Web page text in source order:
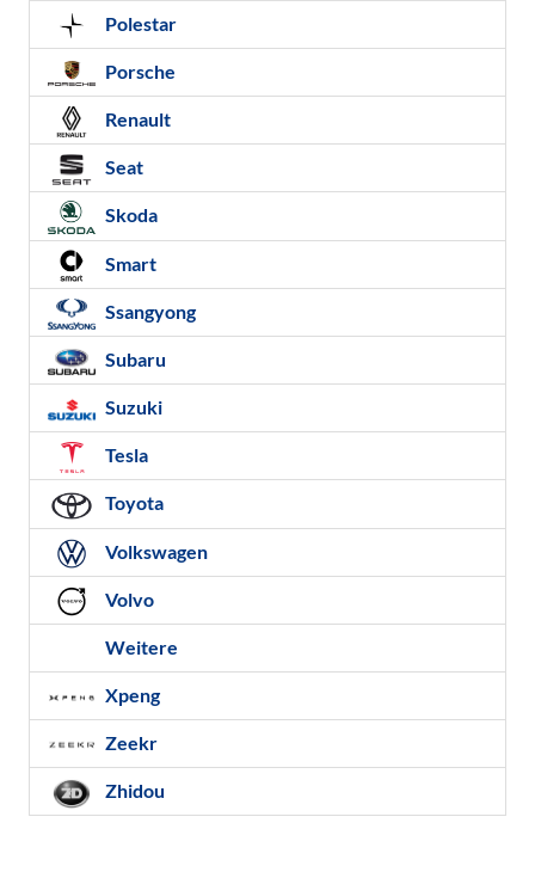
Polestar
Porsche
Renault
Seat
Skoda
Smart
Ssangyong
Subaru
Suzuki
Tesla
Toyota
Volkswagen
Volvo
Weitere
Xpeng
Zeekr
Zhidou